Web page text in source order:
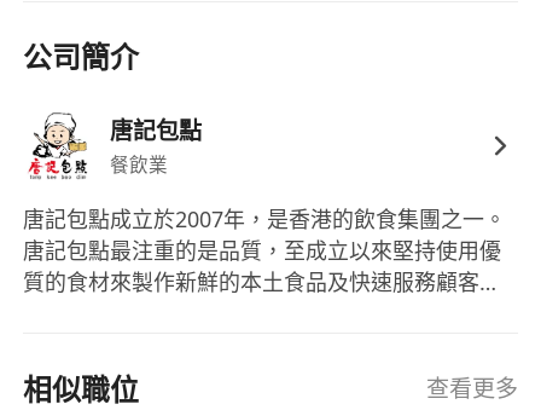
公司簡介
唐記包點
餐飲業
唐記包點成立於2007年，是香港的飲食集團之一。
唐記包點最注重的是品質，至成立以來堅持使用優
質的食材來製作新鮮的本土食品及快速服務顧客。
相似職位 查看更多